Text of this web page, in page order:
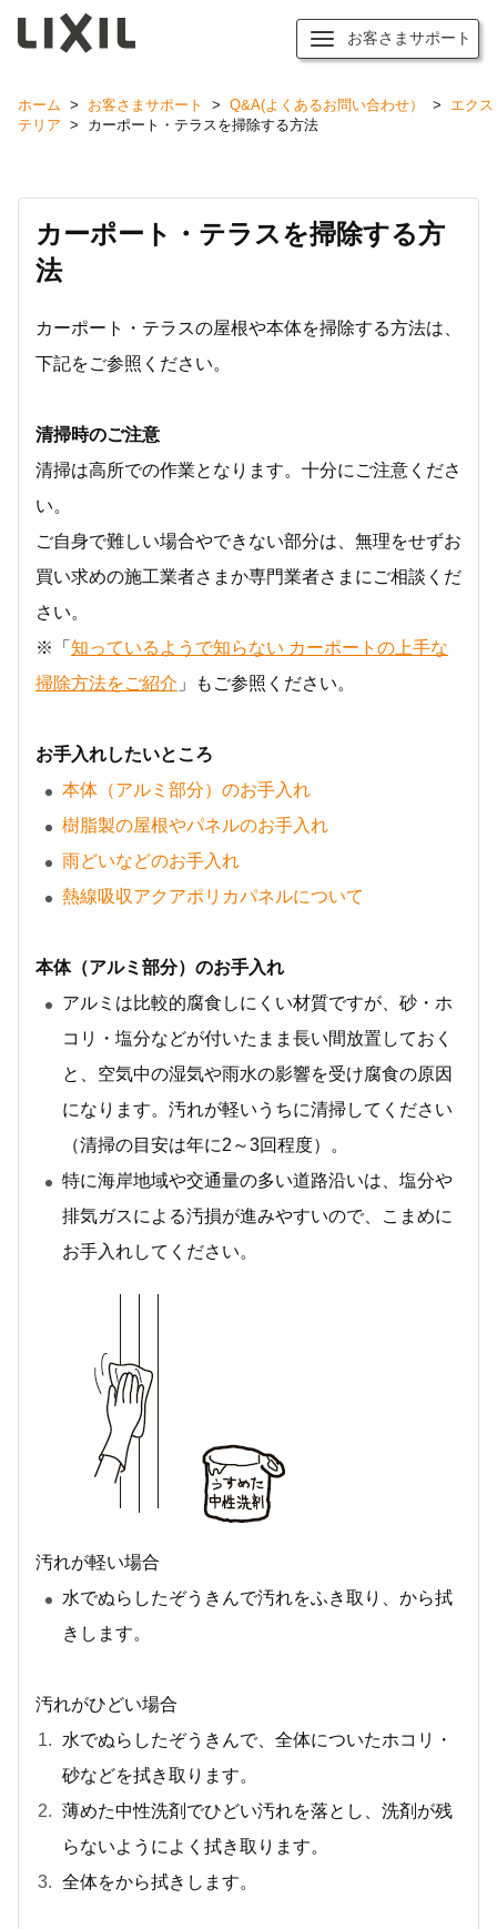
お客さまサポート
ホーム > お客さまサポート > Q&A(よくあるお問い合わせ） >
エクス
テリア > カーポート・テラスを掃除する方法
カーポート・テラスを掃除する方
法
カーポート・テラスの屋根や本体を掃除する方法は、
下記をご参照ください。
清掃時のご注意
清掃は高所での作業となります。十分にご注意くださ
い。
ご自身で難しい場合やできない部分は、無理をせずお
買い求めの施工業者さまか専門業者さまにご相談くだ
さい。
※「 知っているようで知らない カーポートの上手な
掃除方法をご紹介 」もご参照ください。
お手入れしたいところ
本体（アルミ部分）のお手入れ
樹脂製の屋根やパネルのお手入れ
雨どいなどのお手入れ
熱線吸収アクアポリカパネルについて
本体（アルミ部分）のお手入れ
アルミは比較的腐食しにくい材質ですが、砂・ホ
コリ・塩分などが付いたまま長い間放置しておく
と、空気中の湿気や雨水の影響を受け腐食の原因
になります。汚れが軽いうちに清掃してください
（清掃の目安は年に2～3回程度）。
特に海岸地域や交通量の多い道路沿いは、塩分や
排気ガスによる汚損が進みやすいので、こまめに
お手入れしてください。
汚れが軽い場合
水でぬらしたぞうきんで汚れをふき取り、から拭
きします。
汚れがひどい場合
水でぬらしたぞうきんで、全体についたホコリ・
砂などを拭き取ります。
薄めた中性洗剤でひどい汚れを落とし、洗剤が残
らないようによく拭き取ります。
全体をから拭きします。